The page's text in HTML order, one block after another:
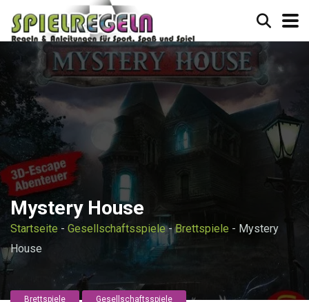
Mystery House
Startseite - Gesellschaftsspiele-Brettspiele - Mystery
House
Brettspiele Gesellschaftsspiele